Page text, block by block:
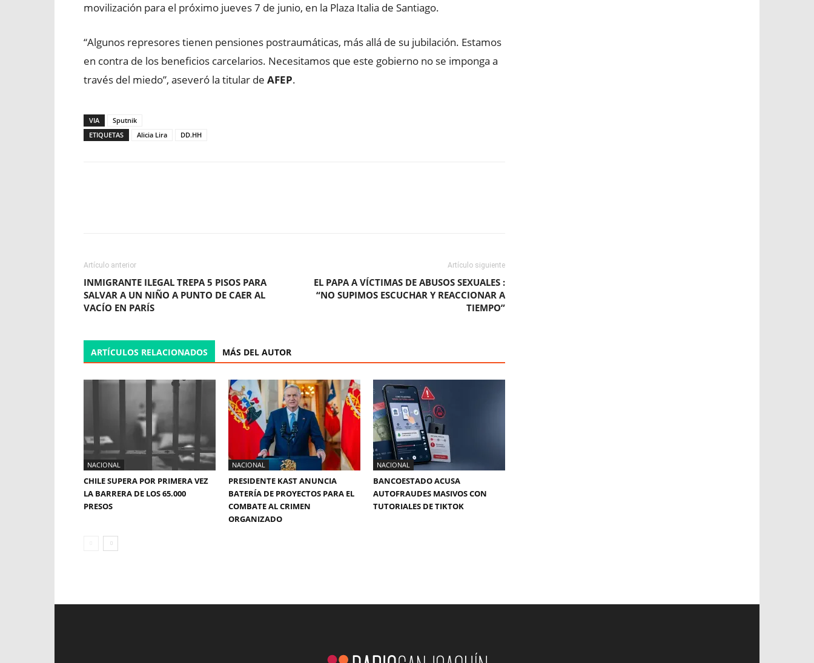
movilización para el próximo jueves 7 de junio, en la Plaza Italia de Santiago.
“Algunos represores tienen pensiones postraumáticas, más allá de su jubilación. Estamos
en contra de los beneficios carcelarios. Necesitamos que este gobierno no se imponga a
través del miedo”, aseveró la titular de AFEP.
VIA
Sputnik
ETIQUETAS
Alicia Lira DD.HH
Artículo anterior
INMIGRANTE ILEGAL TREPA 5 PISOS PARA
SALVAR A UN NIÑO A PUNTO DE CAER AL
VACÍO EN PARÍS
Artículo siguiente
EL PAPA A VÍCTIMAS DE ABUSOS SEXUALES :
“NO SUPIMOS ESCUCHAR Y REACCIONAR A
TIEMPO”
ARTÍCULOS RELACIONADOS MÁS DEL AUTOR
NACIONAL
CHILE SUPERA POR PRIMERA VEZ
LA BARRERA DE LOS 65.000
PRESOS
NACIONAL
PRESIDENTE KAST ANUNCIA
BATERÍA DE PROYECTOS PARA EL
COMBATE AL CRIMEN
ORGANIZADO
NACIONAL
BANCOESTADO ACUSA
AUTOFRAUDES MASIVOS CON
TUTORIALES DE TIKTOK